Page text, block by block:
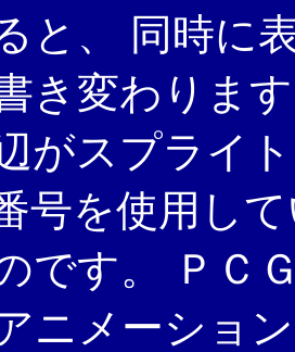
と、 同時に
き変わりま
がスプライ
号を使用し
です。 ＰＣ
ニメーショ